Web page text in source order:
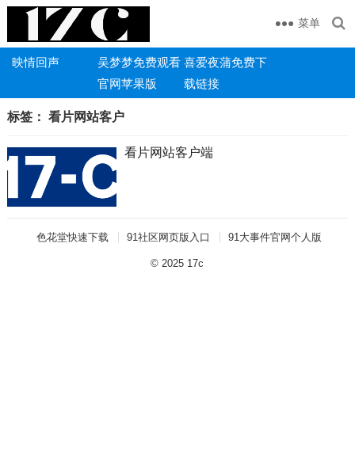
菜单
映情回声
吴梦梦免费观看
官网苹果版
喜爱夜蒲免费下
载链接
标签： 看片网站客户
看片网站客户端
色花堂快速下载 91社区网页版入口 91大事件官网个人版
© 2025 17c